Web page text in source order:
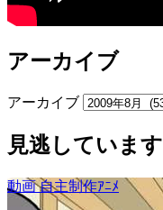
アーカイブ
アーカイブ
見逃しています
動画自主制作ｱﾆﾒ